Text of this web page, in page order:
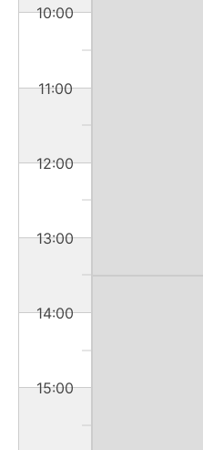
10:00
11:00
12:00
13:00
14:00
15:00